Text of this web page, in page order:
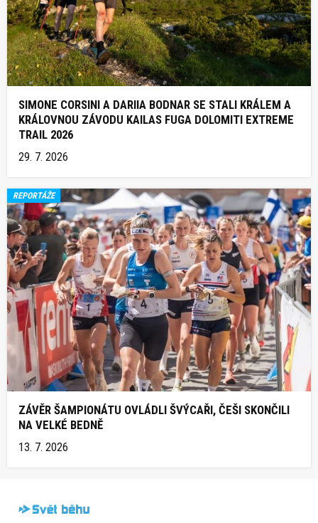
SIMONE CORSINI A DARIIA BODNAR SE STALI KRÁLEM A
KRÁLOVNOU ZÁVODU KAILAS FUGA DOLOMITI EXTREME
TRAIL 2026
29. 7. 2026
REPORTÁŽE
ZÁVĚR ŠAMPIONÁTU OVLÁDLI ŠVÝCAŘI, ČEŠI SKONČILI
NA VELKÉ BEDNĚ
13. 7. 2026